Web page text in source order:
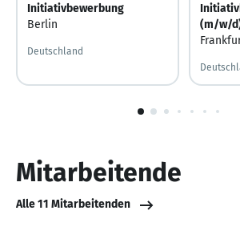
Initiativbewerbung
Berlin
Deutschland
(m/w/
1
Mitarbeitende
Alle 11 Mitarbeitenden